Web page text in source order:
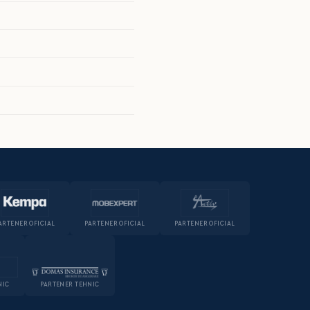
OFICIAL PARTENER OFICIAL PARTENER OFICIAL
PARTENER TEHNIC